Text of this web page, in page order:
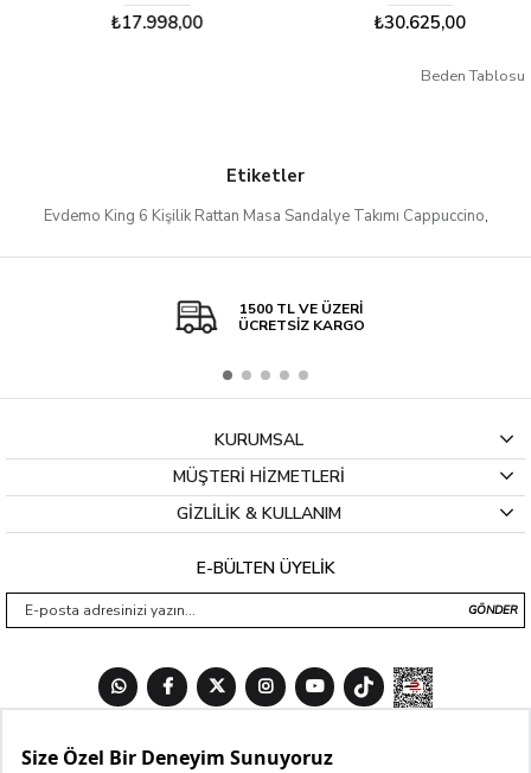
₺17.998,00 ₺30.625,00
Beden Tablosu
Etiketler
Evdemo King 6 Kişilik Rattan Masa Sandalye Takımı Cappuccino,
1500 TL VE ÜZERİ
ÜCRETSİZ KARGO
KURUMSAL
MÜŞTERİ HİZMETLERİ
GİZLİLİK & KULLANIM
E-BÜLTEN ÜYELİK
GÖNDER